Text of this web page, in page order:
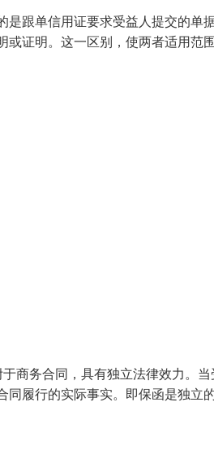
跟单信用证要求受益人提交的单
证明。这一区别，使两者适用范
商务合同，具有独立法律效力。
履行的实际事实。即保函是独立